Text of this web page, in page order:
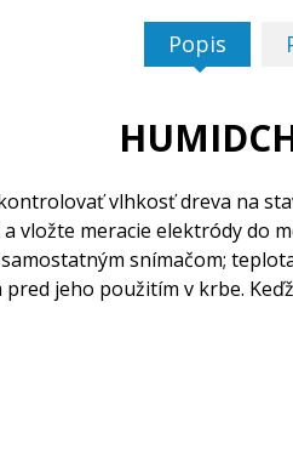
Popis
vlhkosť dreva na
vložte meracie elektródy do
snímačom;
jeho použitím v krbe.